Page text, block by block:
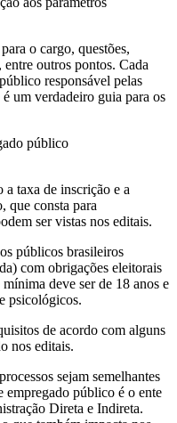
o cargo, questões,
entre outros pontos. Cada
responsável pelas
um verdadeiro guia para os
a taxa de inscrição e a
que consta para
ser vistas nos editais.
públicos brasileiros
com obrigações eleitorais
deve ser de 18 anos e
psicológicos.
de acordo com alguns
nos editais.
sejam semelhantes
empregado público é o ente
Direta e Indireta.